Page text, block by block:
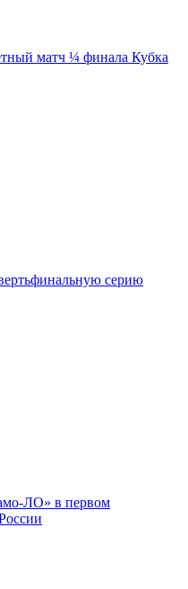
матч ¼ финала Кубка
серию
ЛО» в первом